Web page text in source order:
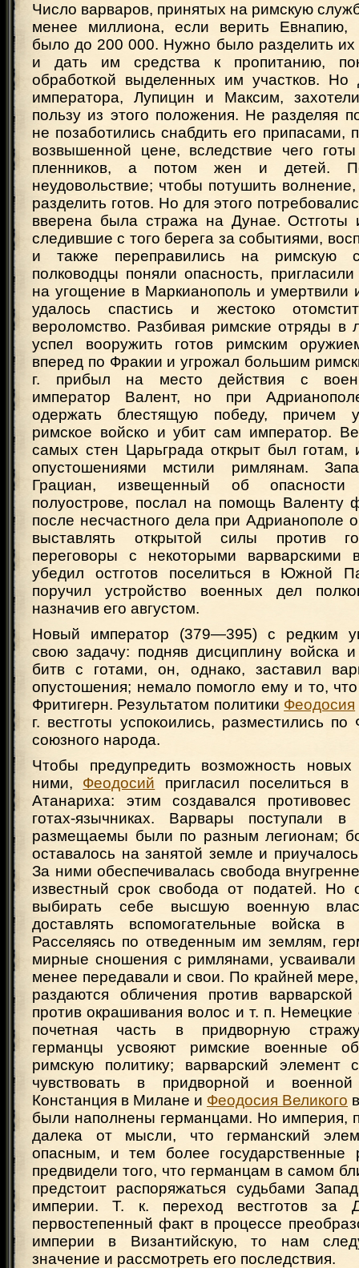
Число варваров, принятых на римскую
менее миллиона, если верить Евнапию,
было до 200 000. Нужно было разделить
и дать им средства к пропитанию,
обработкой выделенных им участков. Но
императора, Лупицин и Максим,
пользу из этого положения. Не разделяя
не позаботились снабдить его припасами,
возвышенной цене, вследствие чего
пленников, а потом жен и детей.
неудовольствие; чтобы потушить
разделить готов. Но для этого
вверена была стража на Дунае. Остготы
следившие с того берега за событиями,
и также переправились на римскую
полководцы поняли опасность,
на угощение в Маркианополь и умертвили
удалось спастись и жестоко
вероломство. Разбивая римские отряды в
успел вооружить готов римским
вперед по Фракии и угрожал большим
г. прибыл на место действия с
император Валент, но при
одержать блестящую победу, причем
римское войско и убит сам император.
самых стен Царьграда открыт был
опустошениями мстили римлянам.
Грациан, извещенный об опасности
полуострове, послал на помощь Валенту
после несчастного дела при Адрианополе
выставлять открытой силы против
переговоры с некоторыми варварскими
убедил остготов поселиться в Южной
поручил устройство военных дел
назначив его августом.
Новый император (379—395) с редким
свою задачу: подняв дисциплину войска
битв с готами, он, однако, заставил
опустошения; немало помогло ему и то,
Фритигерн. Результатом политики Феодосия
г. вестготы успокоились, разместились
союзного народа.
Чтобы предупредить возможность
ними, Феодосий пригласил поселиться
Атанариха: этим создавался
готах-язычниках. Варвары поступали
размещаемы были по разным легионам;
оставалось на занятой земле и
За ними обеспечивалась свобода
известный срок свобода от податей. Но
выбирать себе высшую военную
доставлять вспомогательные войска в
Расселяясь по отведенным им землям,
мирные сношения с римлянами,
менее передавали и свои. По крайней
раздаются обличения против
против окрашивания волос и т. п. Немецкие
почетная часть в придворную
германцы усвояют римские военные
римскую политику; варварский элемент
чувствовать в придворной и
Констанция в Милане и Феодосия Великого
были наполнены германцами. Но империя,
далека от мысли, что германский
опасным, и тем более государственные
предвидели того, что германцам в самом
предстоит распоряжаться судьбами
империи. Т. к. переход вестготов за
первостепенный факт в процессе
империи в Византийскую, то нам
значение и рассмотреть его последствия.